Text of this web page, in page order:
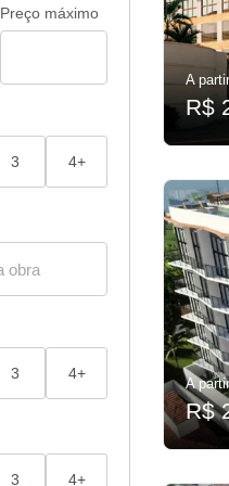
Preço máximo
3 4+
3 4+
3 4+
A
R$
A
R$